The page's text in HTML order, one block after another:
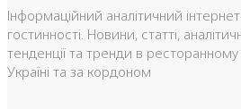
Інформаційний аналітичний
гостинності. Новини, статті,
тенденції та тренди в ресторанному
Україні та за кордоном